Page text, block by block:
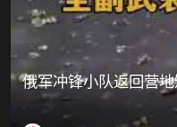
俄军冲锋小队返回营